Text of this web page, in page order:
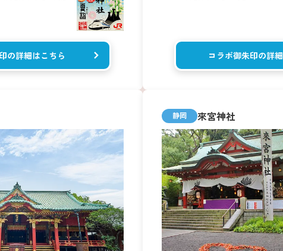
の詳細はこちら コラボ御朱印の詳
静岡 來宮神社